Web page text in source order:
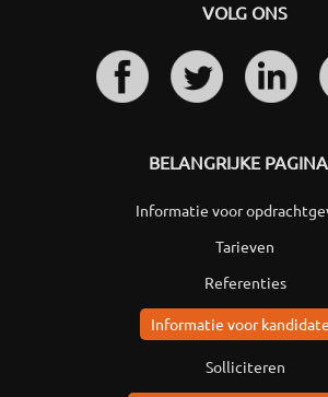
VOLG ONS
BELANGRIJKE
Informatie voor
Tarieven
Referenties
Informatie voor
Solliciteren